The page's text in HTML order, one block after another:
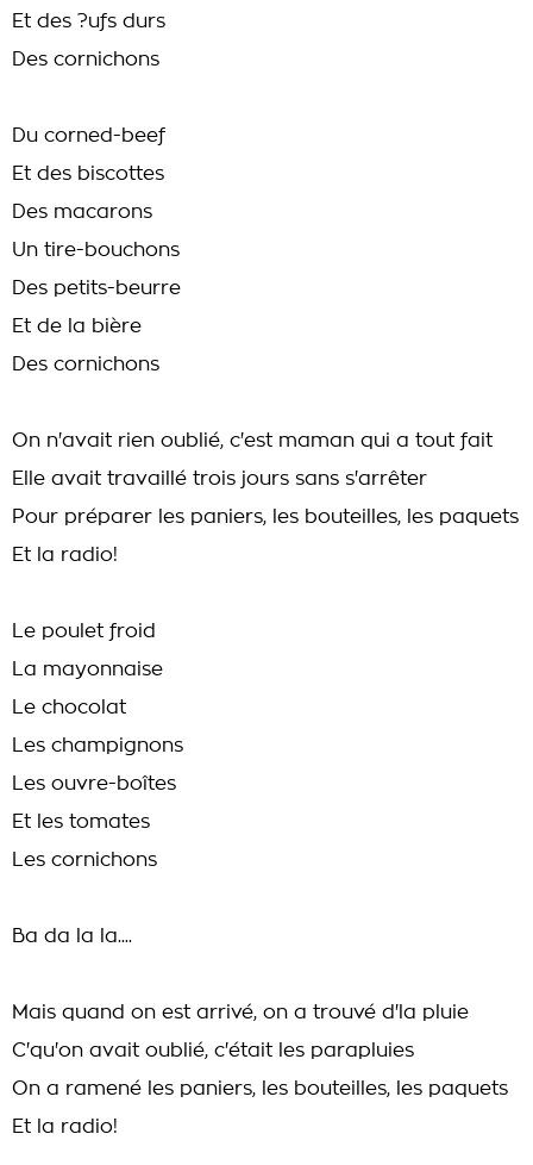
Et des ?ufs durs
Des cornichons
Du corned-beef
Et des biscottes
Des macarons
Un tire-bouchons
Des petits-beurre
Et de la bière
Des cornichons
On n'avait rien oublié, c'est maman qui a tout fait
Elle avait travaillé trois jours sans s'arrêter
Pour préparer les paniers, les bouteilles, les paquets
Et la radio!
Le poulet froid
La mayonnaise
Le chocolat
Les champignons
Les ouvre-boîtes
Et les tomates
Les cornichons
Ba da la la....
Mais quand on est arrivé, on a trouvé d'la pluie
C'qu'on avait oublié, c'était les parapluies
On a ramené les paniers, les bouteilles, les paquets
Et la radio!